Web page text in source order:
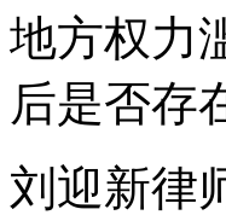
地方权力
后是否存
刘迎新律